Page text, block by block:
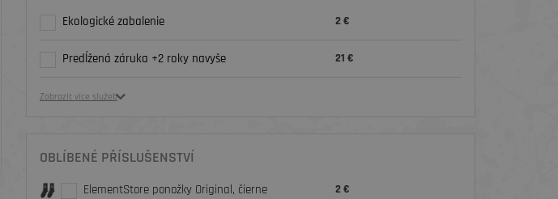
Ekologické zabalenie 2 €
Predĺžená záruka +2 roky navyše 21 €
Zobrazit více služeb
OBLÍBENÉ PŘÍSLUŠENSTVÍ
ElementStore ponožky Original, čierne 2 €